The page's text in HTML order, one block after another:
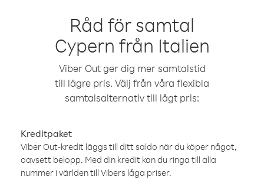
Råd för samtal
Cypern från Italien
Viber Out ger dig mer samtalstid
till lägre pris. Välj från våra flexibla
samtalsalternativ till lågt pris:
Kreditpaket
Viber Out-kredit läggs till ditt saldo när du köper något,
oavsett belopp. Med din kredit kan du ringa till alla
nummer i världen till Vibers låga priser.